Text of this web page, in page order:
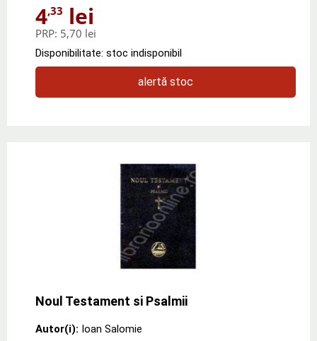
4,33 lei
PRP: 5,70 lei
Disponibilitate: stoc indisponibil
alertă stoc
Noul Testament si Psalmii
Autor(i): Ioan Salomie